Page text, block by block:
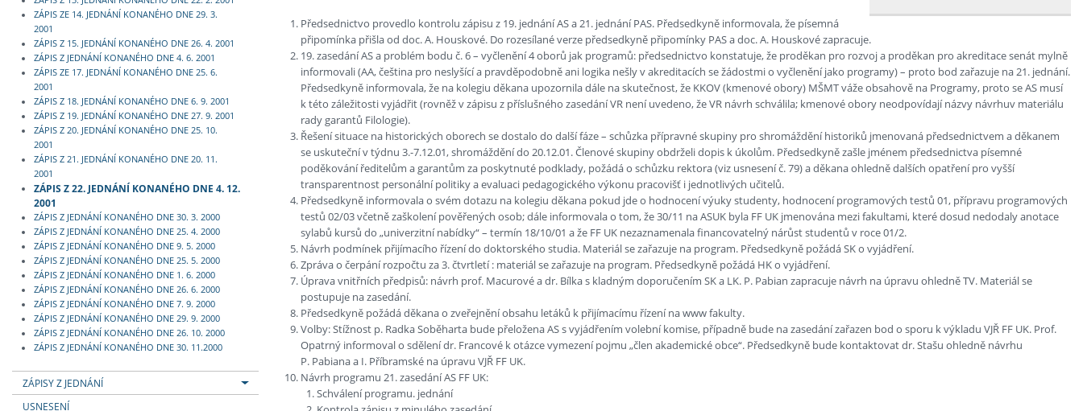
ZÁPIS ZE 14. JEDNÁNÍ KONANÉHO DNE 29. 3.
2001
ZÁPIS Z 15. JEDNÁNÍ KONANÉHO DNE 26. 4. 2001
ZÁPIS Z JEDNÁNÍ KONANÉHO DNE 4. 6. 2001
ZÁPIS ZE 17. JEDNÁNÍ KONANÉHO DNE 25. 6.
2001
ZÁPIS Z 18. JEDNÁNÍ KONANÉHO DNE 6. 9. 2001
ZÁPIS Z 19. JEDNÁNÍ KONANÉHO DNE 27. 9. 2001
ZÁPIS Z 20. JEDNÁNÍ KONANÉHO DNE 25. 10.
2001
ZÁPIS Z 21. JEDNÁNÍ KONANÉHO DNE 20. 11.
2001
ZÁPIS Z 22. JEDNÁNÍ KONANÉHO DNE 4. 12.
2001
ZÁPIS Z JEDNÁNÍ KONANÉHO DNE 30. 3. 2000
ZÁPIS Z JEDNÁNÍ KONANÉHO DNE 25. 4. 2000
ZÁPIS Z JEDNÁNÍ KONANÉHO DNE 9. 5. 2000
ZÁPIS Z JEDNÁNÍ KONANÉHO DNE 25. 5. 2000
ZÁPIS Z JEDNÁNÍ KONANÉHO DNE 1. 6. 2000
ZÁPIS Z JEDNÁNÍ KONANÉHO DNE 26. 6. 2000
ZÁPIS Z JEDNÁNÍ KONANÉHO DNE 7. 9. 2000
ZÁPIS Z JEDNÁNÍ KONANÉHO DNE 29. 9. 2000
ZÁPIS Z JEDNÁNÍ KONANÉHO DNE 26. 10. 2000
ZÁPIS Z JEDNÁNÍ KONANÉHO DNE 30. 11.2000
ZÁPISY Z JEDNÁNÍ
USNESENÍ
Předsednictvo provedlo kontrolu zápisu z 19. jednání AS a 21. jednání PAS. Předsedkyně informovala, že písemná
připomínka přišla od doc. A. Houskové. Do rozesílané verze předsedkyně připomínky PAS a doc. A. Houskové zapracuje.
19. zasedání AS a problém bodu č. 6 – vyčlenění 4 oborů jak programů: předsednictvo konstatuje, že proděkan pro rozvoj a proděkan pro akreditace senát mylně
informovali (AA, čeština pro neslyšící a pravděpodobně ani logika nešly v akreditacích se žádostmi o vyčlenění jako programy) – proto bod zařazuje na 21. jednání.
Předsedkyně informovala, že na kolegiu děkana upozornila dále na skutečnost, že KKOV (kmenové obory) MŠMT váže obsahově na Programy, proto se AS musí
k této záležitosti vyjádřit (rovněž v zápisu z příslušného zasedání VR není uvedeno, že VR návrh schválila; kmenové obory neodpovídají názvy návrhuv materiálu
rady garantů Filologie).
Řešení situace na historických oborech se dostalo do další fáze – schůzka přípravné skupiny pro shromáždění historiků jmenovaná předsednictvem a děkanem
se uskuteční v týdnu 3.-7.12.01, shromáždění do 20.12.01. Členové skupiny obdrželi dopis k úkolům. Předsedkyně zašle jménem předsednictva písemné
poděkování ředitelům a garantům za poskytnuté podklady, požádá o schůzku rektora (viz usnesení č. 79) a děkana ohledně dalších opatření pro vyšší
transparentnost personální politiky a evaluaci pedagogického výkonu pracovišť i jednotlivých učitelů.
Předsedkyně informovala o svém dotazu na kolegiu děkana pokud jde o hodnocení výuky studenty, hodnocení programových testů 01, přípravu programových
testů 02/03 včetně zaškolení pověřených osob; dále informovala o tom, že 30/11 na ASUK byla FF UK jmenována mezi fakultami, které dosud nedodaly anotace
sylabů kursů do „univerzitní nabídky“ – termín 18/10/01 a že FF UK nezaznamenala financovatelný nárůst studentů v roce 01/2.
Návrh podmínek přijímacího řízení do doktorského studia. Materiál se zařazuje na program. Předsedkyně požádá SK o vyjádření.
Zpráva o čerpání rozpočtu za 3. čtvrtletí : materiál se zařazuje na program. Předsedkyně požádá HK o vyjádření.
Úprava vnitřních předpisů: návrh prof. Macurové a dr. Bílka s kladným doporučením SK a LK. P. Pabian zapracuje návrh na úpravu ohledně TV. Materiál se
postupuje na zasedání.
Předsedkyně požádá děkana o zveřejnění obsahu letáků k přijímacímu řízení na www fakulty.
Volby: Stížnost p. Radka Soběharta bude přeložena AS s vyjádřením volební komise, případně bude na zasedání zařazen bod o sporu k výkladu VJŘ FF UK. Prof.
Opatrný informoval o sdělení dr. Francové k otázce vymezení pojmu „člen akademické obce“. Předsedkyně bude kontaktovat dr. Stašu ohledně návrhu
P. Pabiana a I. Příbramské na úpravu VJŘ FF UK.
Návrh programu 21. zasedání AS FF UK:
Schválení programu. jednání